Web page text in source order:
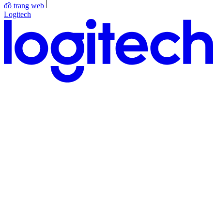
đồ trang web
Logitech